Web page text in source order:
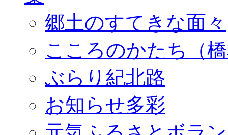
郷土のすてきな面々
こころのかたち（
ぶらり紀北路
お知らせ多彩